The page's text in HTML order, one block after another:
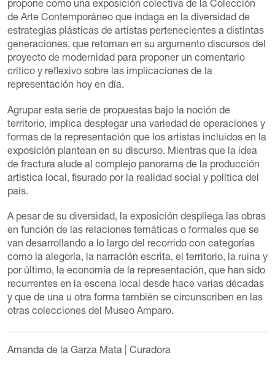
propone como una exposición colectiva de la Colección
de Arte Contemporáneo que indaga en la diversidad de
estrategias plásticas de artistas pertenecientes a distintas
generaciones, que retoman en su argumento discursos del
proyecto de modernidad para proponer un comentario
crítico y reflexivo sobre las implicaciones de la
representación hoy en día.
Agrupar esta serie de propuestas bajo la noción de
territorio, implica desplegar una variedad de operaciones y
formas de la representación que los artistas incluidos en la
exposición plantean en su discurso. Mientras que la idea
de fractura alude al complejo panorama de la producción
artística local, fisurado por la realidad social y política del
país.
A pesar de su diversidad, la exposición despliega las obras
en función de las relaciones temáticas o formales que se
van desarrollando a lo largo del recorrido con categorías
como la alegoría, la narración escrita, el territorio, la ruina y
por último, la economía de la representación, que han sido
recurrentes en la escena local desde hace varias décadas
y que de una u otra forma también se circunscriben en las
otras colecciones del Museo Amparo.
Amanda de la Garza Mata| Curadora